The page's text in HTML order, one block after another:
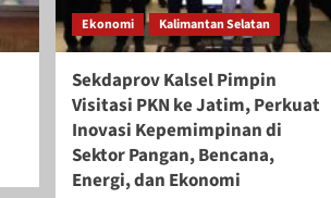
Ekonomi Kalimantan Selatan
Sekdaprov Kalsel Pimpin
Visitasi PKN ke Jatim, Perkuat
Inovasi Kepemimpinan di
Sektor Pangan, Bencana,
Energi, dan Ekonomi